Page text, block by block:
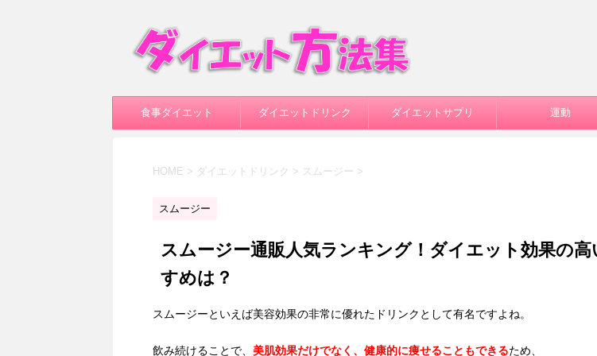
食事ダイエット ダイエットドリンク ダイエットサプリ 運動
HOME > ダイエットドリンク > スムージー >
スムージー
スムージー通販人気ランキング！ダイエット効果の高
すめは？
スムージーといえば美容効果の非常に優れたドリンクとして有名ですよね。
飲み続けることで、 美肌効果だけでなく、健康的に痩せることもできるため、